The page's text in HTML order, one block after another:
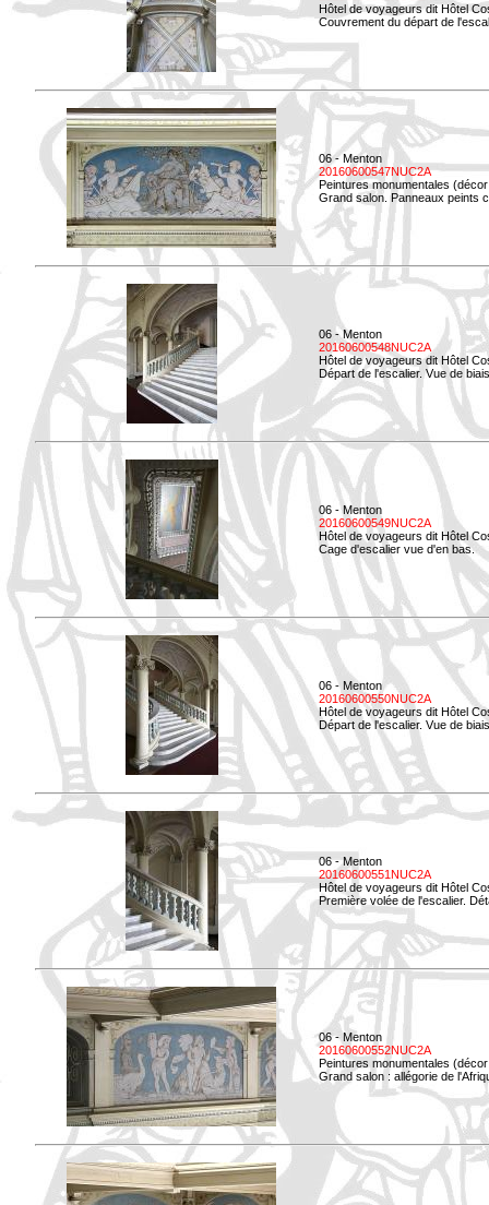
Hôtel de voyageurs dit Hôtel
Couvrement du départ de
06 - Menton
20160600547NUC2A
Peintures monumentales
Grand salon. Panneaux peints
06 - Menton
20160600548NUC2A
Hôtel de voyageurs dit Hôtel
Départ de l'escalier. Vue de
06 - Menton
20160600549NUC2A
Hôtel de voyageurs dit Hôtel
Cage d'escalier vue d'en bas.
06 - Menton
20160600550NUC2A
Hôtel de voyageurs dit Hôtel
Départ de l'escalier. Vue de
06 - Menton
20160600551NUC2A
Hôtel de voyageurs dit Hôtel
Première volée de l'escalier.
06 - Menton
20160600552NUC2A
Peintures monumentales
Grand salon : allégorie de